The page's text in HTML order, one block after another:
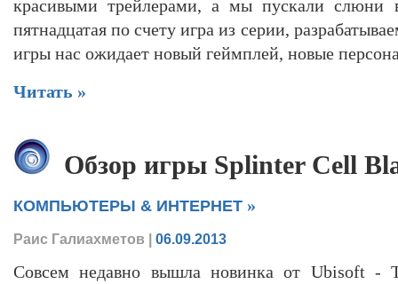
красивыми трейлерами, а мы пускали
пятнадцатая по счету игра из серии,
игры нас ожидает новый геймплей, новые
Читать »
Обзор игры Splinter Cell
КОМПЬЮТЕРЫ & ИНТЕРНЕТ »
Раис Галиахметов | 06.09.2013
Совсем недавно вышла новинка от Ubisoft -